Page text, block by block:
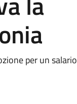
per un salario